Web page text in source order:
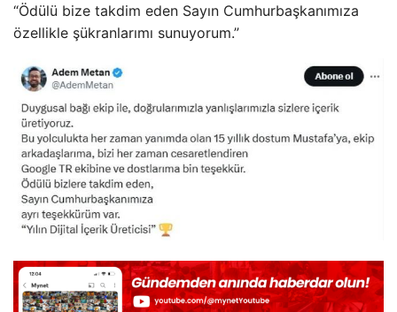
“Ödülü bize takdim eden Sayın Cumhurbaşkanımıza
özellikle şükranlarımı sunuyorum.”